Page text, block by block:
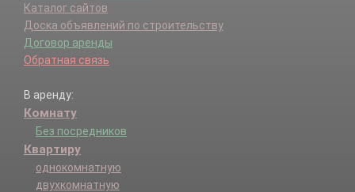
Каталог сайтов
Доска объявлений по строительству
Договор аренды
Обратная связь
В аренду:
Комнату
Без посредников
Квартиру
однокомнатную
двухкомнатную